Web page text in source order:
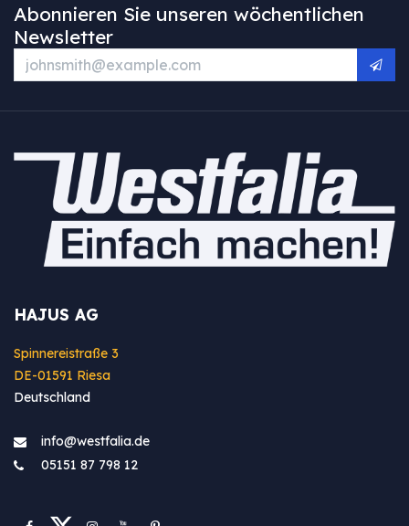
Abonnieren Sie unseren wöchentlichen
Newsletter
HAJUS AG
Spinnereistraße 3
DE-01591 Riesa
Deutschland
info@westfa​lia.de
05151 87 798 12